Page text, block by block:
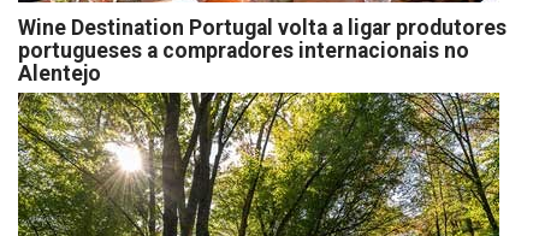
Wine Destination Portugal volta a ligar produtores
portugueses a compradores internacionais no
Alentejo